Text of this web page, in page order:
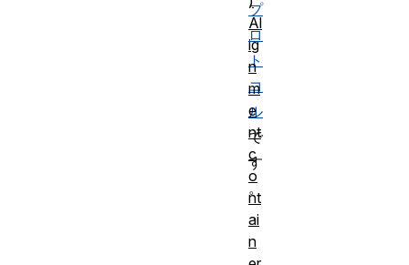
プ
ロ
ト
コ
ル
で
す
。
Al
ig
n
m
e
nt
c
o
nt
ai
n